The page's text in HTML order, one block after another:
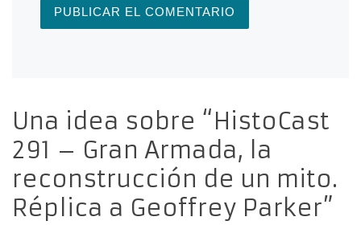
Una idea sobre “HistoCast
291 – Gran Armada, la
reconstrucción de un mito.
Réplica a Geoffrey Parker”